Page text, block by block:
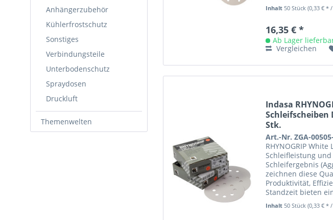
Anhängerzubehör
Kühlerfrostschutz
Sonstiges
Verbindungsteile
Unterbodenschutz
Spraydosen
Druckluft
Themenwelten
Inhalt 50 Stück(0,33 € *
16,35 € *
Ab Lager
Vergleichen
Indasa
Schleifscheiben
Stk.
Art.-Nr. ZGA-
RHYNOGRIP White
Schleifleistung
Schleifergebnis
zeichnen diese
Produktivität,
Standzeit bieten
Inhalt 50 Stück(0,33 € *